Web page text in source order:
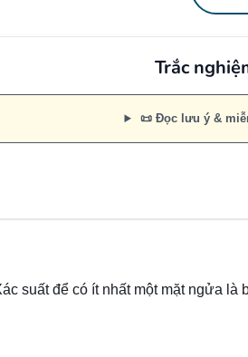
Trắc
📜 Đọc lưu ý &
suất để có ít nhất một mặt ngửa là